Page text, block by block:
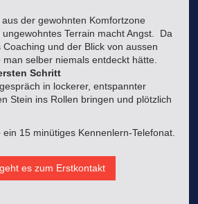
der gewohnten Komfortzone
Terrain macht Angst. Da
und der Blick von aussen
selber niemals entdeckt hätte.
Schritt
in lockerer, entspannter
Stein ins Rollen bringen und plötzlich
15 minütiges Kennenlern-Telefonat.
es zum Erstkontakt